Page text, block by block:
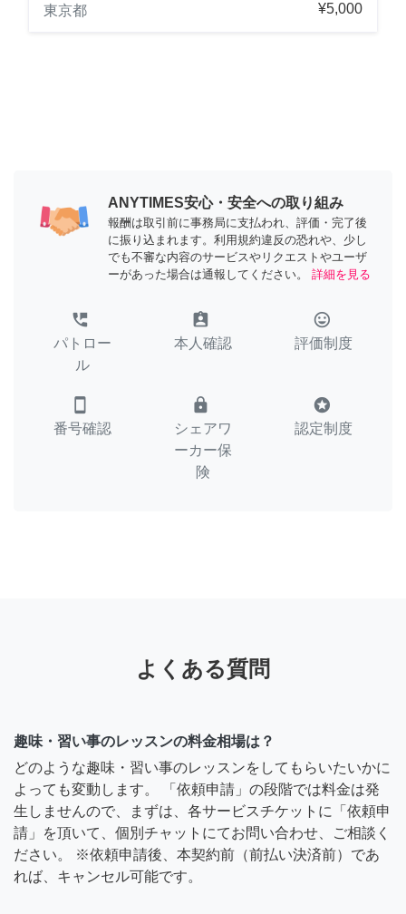
東京都
¥5,000
ANYTIMES安心・安全への取り組み
報酬は取引前に事務局に支払われ、評価・完了後
に振り込まれます。利用規約違反の恐れや、少し
でも不審な内容のサービスやリクエストやユーザ
ーがあった場合は通報してください。
詳細を見る
perm_phone_msg
パトロー
ル
assignment_ind
本人確認
tag_faces
評価制度
smartphone
番号確認
lock
シェアワ
ーカー保
険
stars
認定制度
よくある質問
趣味・習い事のレッスンの料金相場は？
どのような趣味・習い事のレッスンをしてもらいたいかに
よっても変動します。 「依頼申請」の段階では料金は発
生しませんので、まずは、各サービスチケットに「依頼申
請」を頂いて、個別チャットにてお問い合わせ、ご相談く
ださい。 ※依頼申請後、本契約前（前払い決済前）であ
れば、キャンセル可能です。